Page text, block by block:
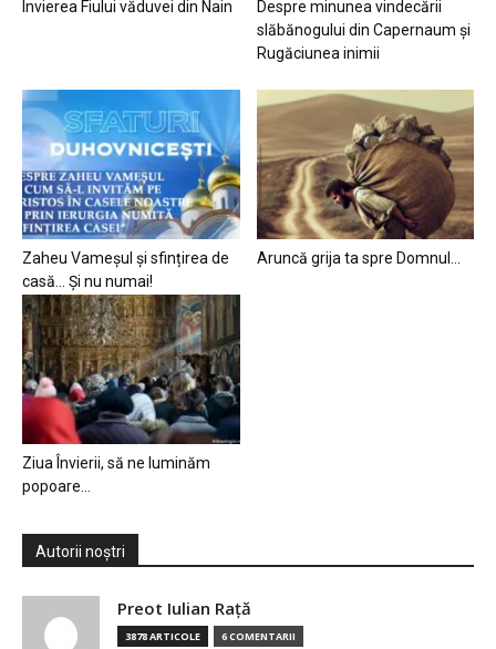
Învierea Fiului văduvei din Nain
Despre minunea vindecării
slăbănogului din Capernaum și
Rugăciunea inimii
Zaheu Vameșul și sfințirea de
casă… Și nu numai!
Aruncă grija ta spre Domnul…
Ziua Învierii, să ne luminăm
popoare…
Autorii noștri
Preot Iulian Raţă
3878 ARTICOLE 6 COMENTARII